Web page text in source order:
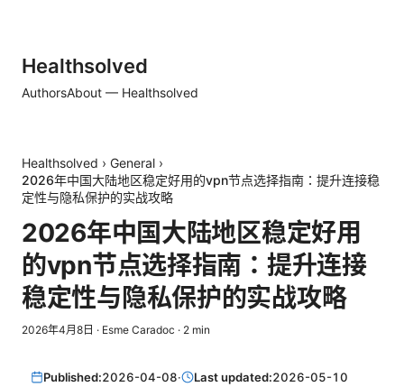
Healthsolved
AuthorsAbout — Healthsolved
Healthsolved › General ›
2026年中国大陆地区稳定好用的vpn节点选择指南：提升连接稳
定性与隐私保护的实战攻略
2026年中国大陆地区稳定好用
的vpn节点选择指南：提升连接
稳定性与隐私保护的实战攻略
2026年4月8日 · Esme Caradoc · 2 min
Published:2026-04-08· Last updated:2026-05-10